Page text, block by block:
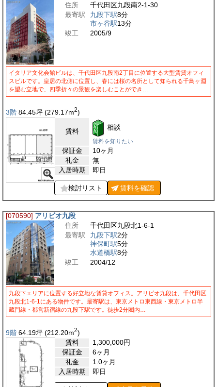
住所
千代田区九段南2-1-30
最寄駅
九段下駅8分
市ヶ谷駅13分
竣工
2005/9
イタリア文化会館ビルは、千代田区九段南2丁目に位置する大型賃貸オフィ
スビルです。皇居の北側に位置し、春には桜の名所として知られる千鳥ヶ淵
を望む立地で、四季折々の景観を楽しむことができ…
3階 84.45坪 (279.17m2)
賃料 相談
賃料を知りたい
保証金
10ヶ月
礼金
無
入居時期
即日
検討リスト 賃料を確認
[070590] アリビオ九段
住所
千代田区九段北1-6-1
最寄駅
九段下駅2分
神保町駅5分
水道橋駅8分
竣工
2004/12
九段下エリアに位置する好立地な賃貸オフィス。アリビオ九段は、千代田区
九段北1-6-1にある物件です。最寄駅は、東京メトロ東西線・東京メトロ半
蔵門線・都営新宿線の九段下駅です。徒歩2分圏内…
9階 64.19坪 (212.20m2)
賃料
1,300,000円
保証金
6ヶ月
礼金
1.0ヶ月
入居時期
即日